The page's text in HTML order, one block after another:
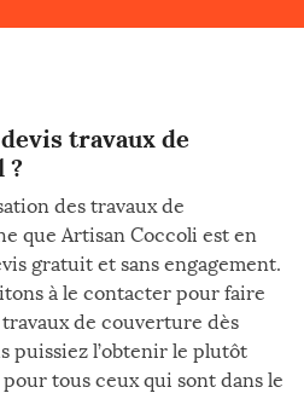
travaux de
?
des travaux de
que Artisan Coccoli est en
gratuit et sans engagement.
à le contacter pour faire
de couverture dès
puissiez l’obtenir le plutôt
pour tous ceux qui sont dans le